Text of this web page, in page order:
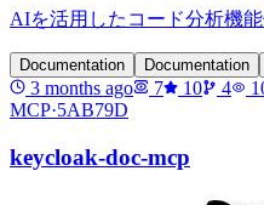
AIを活用したコード分析機
Documentation Documentation
3 months ago 7 10 4
MCP·5AB79D
keycloak-doc-mcp